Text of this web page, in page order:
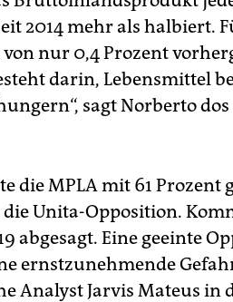
2014 mehr als halbiert.
nur 0,4 Prozent
darin, Lebensmittel
sagt Norberto dos
die MPLA mit 61 Prozent
die Unita-Opposition.
abgesagt. Eine geeinte
ernstzunehmende
Analyst Jarvis Mateus in